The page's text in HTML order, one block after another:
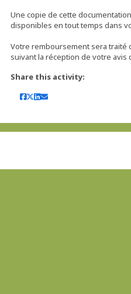
Une copie de cette
disponibles en tout temps dans
Votre remboursement sera traité
Share this activity: